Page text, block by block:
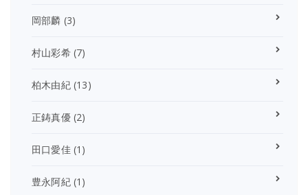
岡部麟 (3)
村山彩希(7)
柏木由紀(13)
正鋳真優(2)
田口愛佳(1)
豊永阿紀(1)